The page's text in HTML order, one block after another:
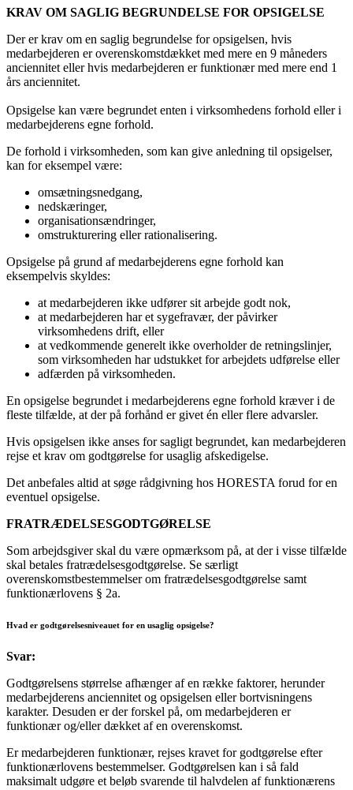
KRAV OM SAGLIG BEGRUNDELSE FOR OPSIGELSE
Der er krav om en saglig begrundelse for opsigelsen, hvis
medarbejderen er overenskomstdækket med mere en 9 måneders
anciennitet eller hvis medarbejderen er funktionær med mere end 1
års anciennitet.
Opsigelse kan være begrundet enten i virksomhedens forhold eller i
medarbejderens egne forhold.
De forhold i virksomheden, som kan give anledning til opsigelser,
kan for eksempel være:
omsætningsnedgang,
nedskæringer,
organisationsændringer,
omstrukturering eller rationalisering.
Opsigelse på grund af medarbejderens egne forhold kan
eksempelvis skyldes:
at medarbejderen ikke udfører sit arbejde godt nok,
at medarbejderen har et sygefravær, der påvirker
virksomhedens drift, eller
at vedkommende generelt ikke overholder de retningslinjer,
som virksomheden har udstukket for arbejdets udførelse eller
adfærden på virksomheden.
En opsigelse begrundet i medarbejderens egne forhold kræver i de
fleste tilfælde, at der på forhånd er givet én eller flere advarsler.
Hvis opsigelsen ikke anses for sagligt begrundet, kan medarbejderen
rejse et krav om godtgørelse for usaglig afskedigelse.
Det anbefales altid at søge rådgivning hos HORESTA forud for en
eventuel opsigelse.
FRATRÆDELSESGODTGØRELSE
Som arbejdsgiver skal du være opmærksom på, at der i visse tilfælde
skal betales fratrædelsesgodtgørelse. Se særligt
overenskomstbestemmelser om fratrædelsesgodtgørelse samt
funktionærlovens § 2a.
Hvad er godtgørelsesniveauet for en usaglig opsigelse?
Svar:
Godtgørelsens størrelse afhænger af en række faktorer, herunder
medarbejderens anciennitet og opsigelsen eller bortvisningens
karakter. Desuden er der forskel på, om medarbejderen er
funktionær og/eller dækket af en overenskomst.
Er medarbejderen funktionær, rejses kravet for godtgørelse efter
funktionærlovens bestemmelser. Godtgørelsen kan i så fald
maksimalt udgøre et beløb svarende til halvdelen af funktionærens